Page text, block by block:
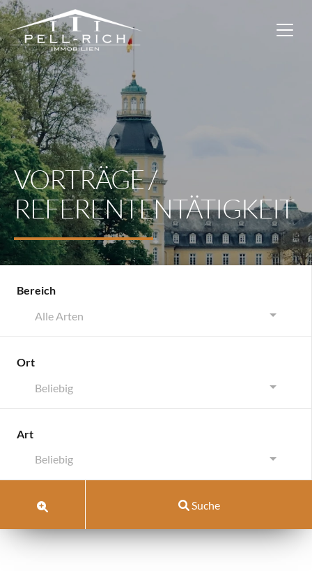
VORTRÄGE /
REFERENTENTÄTIGKEIT
Bereich
Alle Arten
Ort
Beliebig
Art
Beliebig
Suche